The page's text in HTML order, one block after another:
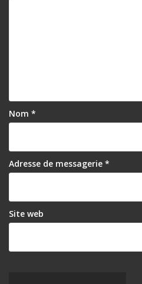
Nom *
Adresse de messagerie *
Site web